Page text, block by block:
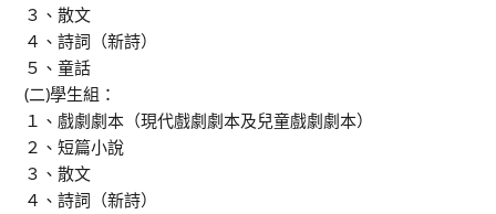
３、散文
４、詩詞（新詩）
５、童話
(二)學生組：
１、戲劇劇本（現代戲劇劇本及兒童戲劇劇本）
２、短篇小說
３、散文
４、詩詞（新詩）